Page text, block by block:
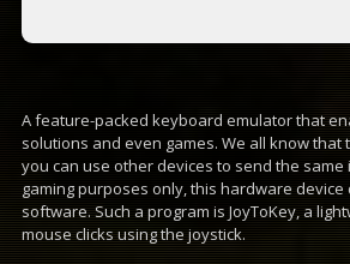
A feature-packed keyboard emulator that
solutions and even games. We all know
you can use other devices to send the
gaming purposes only, this hardware
software. Such a program is JoyToKey, a
mouse clicks using the joystick.